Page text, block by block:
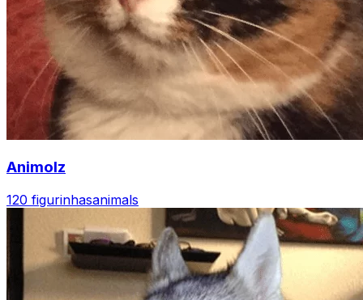
Animolz
120 figurinhasanimals